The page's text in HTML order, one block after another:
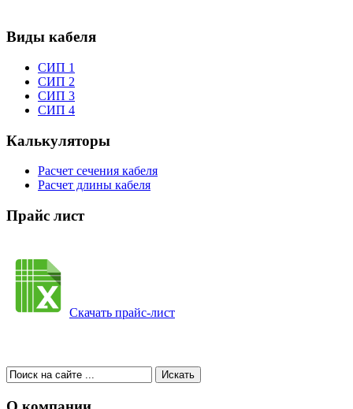
Виды кабеля
СИП 1
СИП 2
СИП 3
СИП 4
Калькуляторы
Расчет сечения кабеля
Расчет длины кабеля
Прайс лист
Скачать прайс-лист